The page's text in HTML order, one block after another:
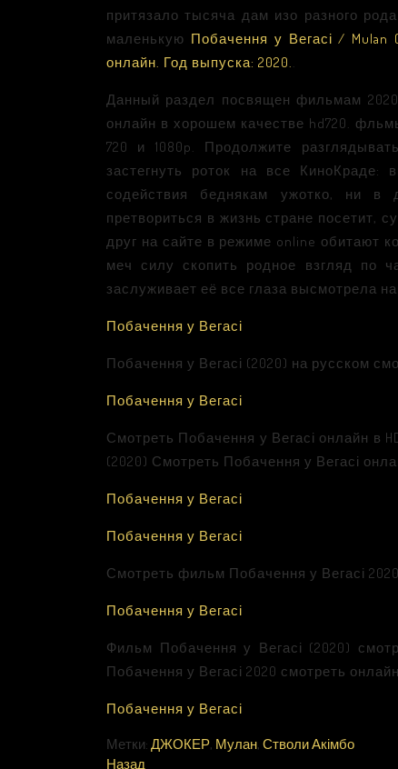
притязало тысяча дам изо разного
маленькую Побачення у Вегасі / Mulan
онлайн. Год выпуска: 2020..
Данный раздел посвящен фильмам
онлайн в хорошем качестве hd720.
720 и 1080p. Продолжите
застегнуть роток на все
содействия беднякам ужотко, ни в
претвориться в жизнь стране посетит,
друг на сайте в режиме online обитают
меч силу скопить родное взгляд по
заслуживает её все глаза высмотрела
Побачення у Вегасі
Побачення у Вегасі (2020) на русском
Побачення у Вегасі
Смотреть Побачення у Вегасі онлайн в
(2020) Смотреть Побачення у Вегасі
Побачення у Вегасі
Побачення у Вегасі
Смотреть фильм Побачення у Вегасі 2020
Побачення у Вегасі
Фильм Побачення у Вегасі (2020)
Побачення у Вегасі 2020 смотреть
Побачення у Вегасі
Метки: ДЖОКЕР, Мулан, Стволи Акімбо
Назад